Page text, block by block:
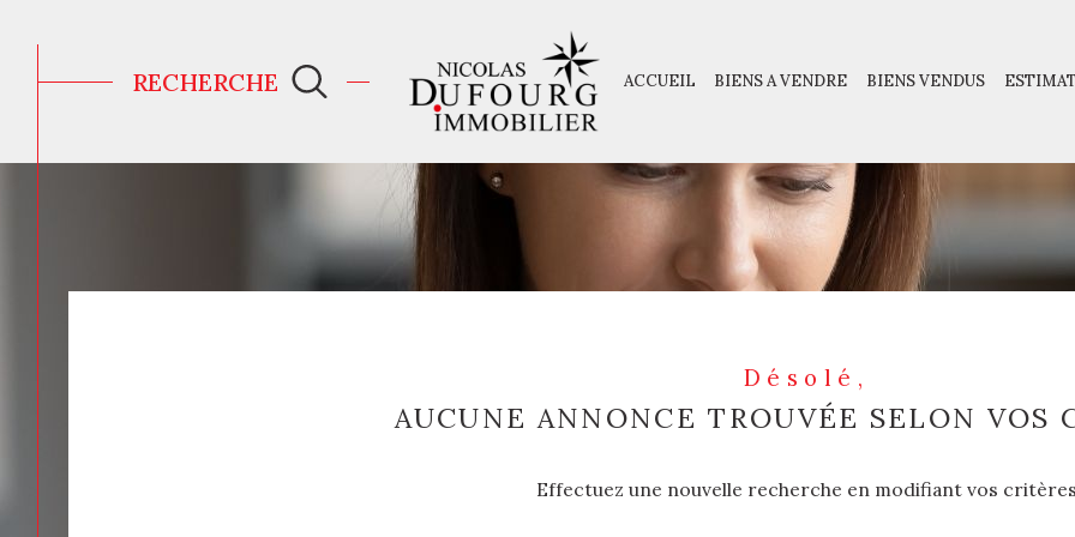
ACCUEIL BIENS A VENDRE BIENS VENDUS
RECHERCHE
MORBIHAN LA TRINITE SUR MER
Désolé,
AUCUNE ANNONCE TROUVÉE SELON VOS
Effectuez une nouvelle recherche en modifiant vos critères